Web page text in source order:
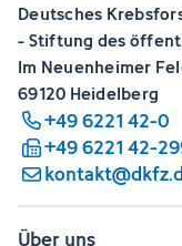
Deutsches
- Stiftung des
Im Neuenheimer
69120 Heidelberg
+49 6221 42-0
+49 6221 42-
Über uns